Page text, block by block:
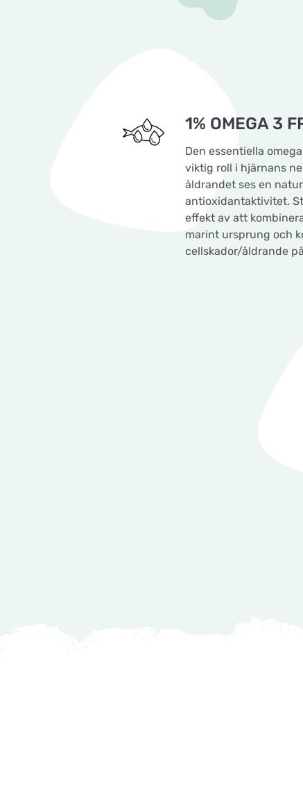
1% OMEGA 3
Den essentiella
viktig roll i hjärnans
åldrandet ses en
antioxidantaktivitet.
effekt av att
marint ursprung och
cellskador/åldrande